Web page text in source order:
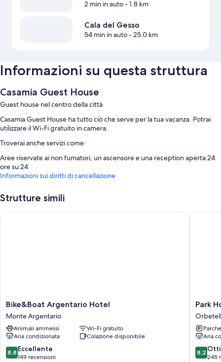
2 min in auto- 1.8 km
Cala del Gesso
54 min in auto- 25.0 km
Informazioni su questa struttura
Casamia Guest House
Guest house nel centro della città
Casamia Guest House ha tutto ciò che serve per la tua vacanza. Potrai
utilizzare il Wi-Fi gratuito in camera.
Troverai anche servizi come:
Aree riservate ai non fumatori, un ascensore e una reception aperta 24
ore su 24
Tutte le camere di Casamia Guest House offrono comfort come
Altri servizi di tutte le camere includono:
Informazioni sui diritti di cancellazione
Strutture simili
Bike&Boat
Argentario
Hotel
Monte
Argentario
Bike&Boat Argentario Hotel
Monte Argentario
Animali ammessi
Wi-Fi gratuito
Aria condizionata
Colazione disponibile
8.8
su
8,8 Eccellente
149 recensioni
Bike&Boat Argentario Hotel
Park
Hotel
Park
Aria
8.2
su
8,2
245
Park